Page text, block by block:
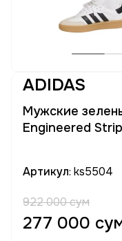
ADIDAS
Мужские
Engineered
Артикул: ks5504
922 000 сум
277 000